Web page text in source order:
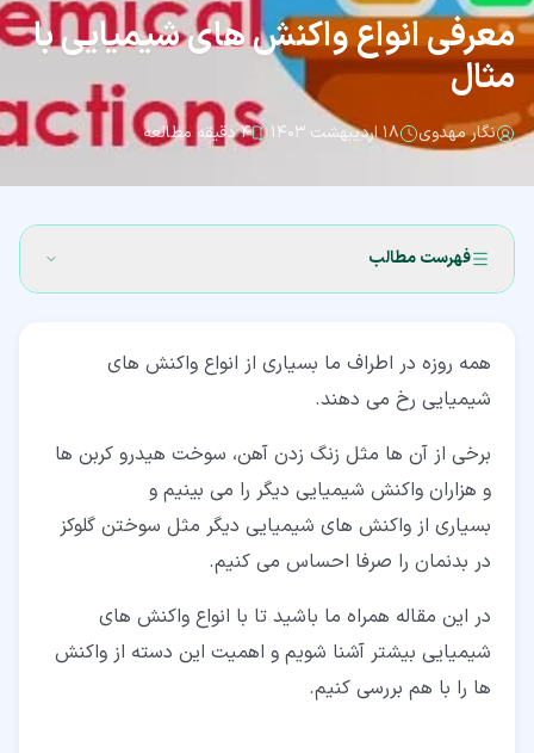
معرفی انواع واکنش های شیمیایی با
مثال
نگار مهدوی ۱۸ اردیبهشت ۱۴۰۳ ۴ دقیقه مطالعه
فهرست مطالب
۲‏-‏۲‏- واکنش های تجزیه ای (Decomposition Reaction)
۲‏-‏۳‏- واکنش جانشینی یگانه (Single-Replacement
۲‏-‏۴‏- واکنش جانشینی دوگانه (Double-Replacement
Reaction)
۲‏-‏۵‏- واکنش سوختن آخرین مورد از انواع واکنش شیمیایی
همه روزه در اطراف ما بسیاری از انواع واکنش های
شیمیایی رخ می دهند.
برخی از آن ها مثل زنگ زدن آهن، سوخت هیدرو کربن ها
و هزاران واکنش شیمیایی دیگر را می بینیم و
بسیاری از واکنش های شیمیایی دیگر مثل سوختن گلوکز
در بدنمان را صرفا احساس می کنیم.
در این مقاله همراه ما باشید تا با انواع واکنش های
شیمیایی بیشتر آشنا شویم و اهمیت این دسته از واکنش
ها را با هم بررسی کنیم.